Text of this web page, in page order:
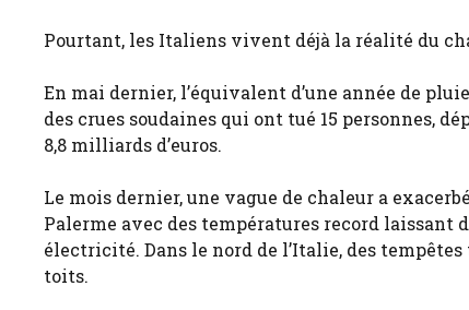
Pourtant, les Italiens vivent déjà la réalité du
En mai dernier, l’équivalent d’une année de
des crues soudaines qui ont tué 15 personnes,
8,8 milliards d’euros.
Le mois dernier, une vague de chaleur a
Palerme avec des températures record laissant
électricité. Dans le nord de l’Italie, des
toits.